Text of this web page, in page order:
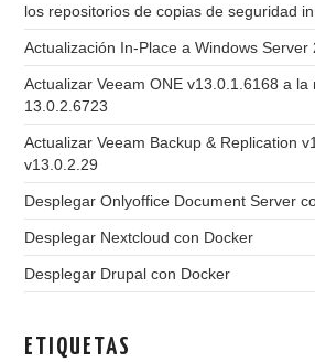
los repositorios de copias de seguridad
Actualización In-Place a Windows Server
Actualizar Veeam ONE v13.0.1.6168 a la
13.0.2.6723
Actualizar Veeam Backup & Replication
v13.0.2.29
Desplegar Onlyoffice Document Server
Desplegar Nextcloud con Docker
Desplegar Drupal con Docker
ETIQUETAS